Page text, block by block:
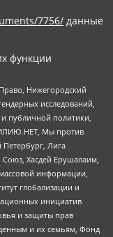
7756/ данные
функции
Нижегородский
исследований,
публичной политики,
Мы против
Лига
Союз, Хасдей Ерушалаим,
информации,
глобализации и
инициатив
и защиты прав
и их семьям, Фонд